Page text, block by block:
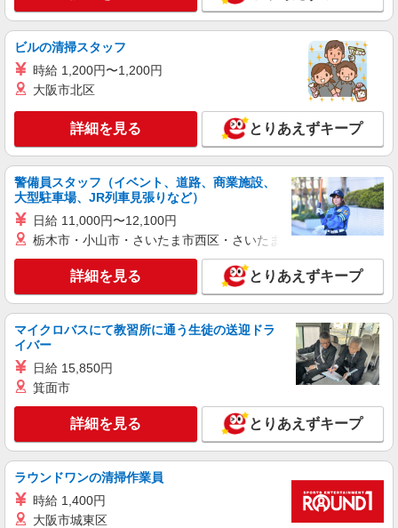
株式会社パソナ・東京キャリアセンター/KT6001172132
人事労務/一般事務
時給2000円 ★交通費規定に基づき交通費支給
東京都品川区（大崎駅）
キープ 詳細を見る
派遣社員
株式会社ネットセーブ
インフラ設備工事会社での経理アシスタント
【時給】1,700円 【月収例】 1) 136,000円
（＝1700円×4時間×20日勤務した場合） 2)
【交通費】 通勤定期代として全額支給いたしま
す。
東京都品川区東大井
キープ 詳細を見る
紹介予定派遣
株式会社パソナ・東京キャリアセンター/KT600117213203
時給2000円 ★交通費規定に基づき交通費支給
東京都品川区（大崎駅）
キープ
紹介予定派遣
ビルの清掃スタッフ
時給 1,200円〜1,200円
大阪市北区
詳細を見る とりあえずキープ
警備員スタッフ（イベント、道路、商業施設、
大型駐車場、JR列車見張りなど）
日給 11,000円〜12,100円
栃木市・小山市・さいたま市西区・さいたま市岩槻区・久喜市・
詳細を見る とりあえずキープ
マイクロバスにて教習所に通う生徒の送迎ドラ
イバー
日給 15,850円
箕面市
詳細を見る とりあえずキープ
ラウンドワンの清掃作業員
時給 1,400円
大阪市城東区